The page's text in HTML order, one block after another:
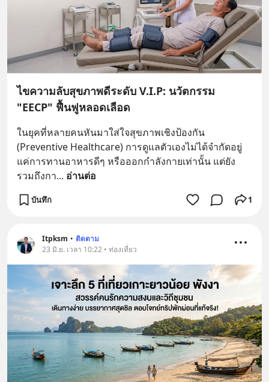
ไขความลับสุขภาพดีระดับ V.I.P: นวัตกรรม
"EECP" ฟื้นฟูหลอดเลือด
ในยุคที่หลายคนหันมาใส่ใจสุขภาพเชิงป้องกัน
(Preventive Healthcare) การดูแลตัวเองไม่ได้จำกัดอยู่
แค่การทานอาหารดีๆ หรือออกกำลังกายเท่านั้น แต่ยัง
รวมถึงกา... อ่านต่อ
บันทึก 1
Itpksm • ติดตาม
23 มิ.ย. เวลา 10:22 • ท่องเที่ยว